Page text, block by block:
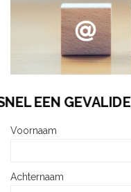
SNEL EEN
Voornaam
Achternaam